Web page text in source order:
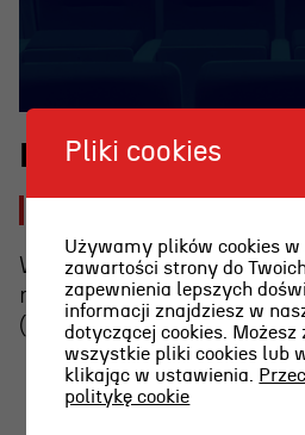
OSIECKA.
reż. Jacek Bała
Kasa biletowa
W piątek, 31 lipca, kasa w
nieczynna – zapraszamy
(namiot nr 33) oraz
Pliki cookies
Używamy plików cookies w
zawartości strony do
zapewnienia lepszych
informacji znajdziesz w
dotyczącej cookies. Możesz
wszystkie pliki cookies lub
klikając w ustawienia.
politykę cookie